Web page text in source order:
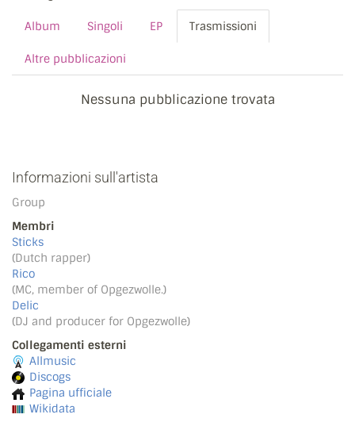
Album Singoli EP Trasmissioni
Altre pubblicazioni
Nessuna pubblicazione trovata
Informazioni sull'artista
Group
Membri
Sticks
(Dutch rapper)
Rico
(MC, member of Opgezwolle.)
Delic
(DJ and producer for Opgezwolle)
Collegamenti esterni
Allmusic
Discogs
Pagina ufficiale
Wikidata